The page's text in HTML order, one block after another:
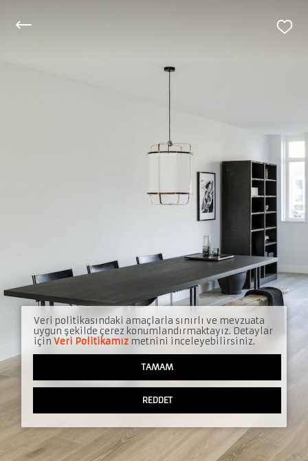
Veri politikasındaki amaçlarla sınırlı ve mevzuata
uygun şekilde çerez konumlandırmaktayız. Detaylar
için Veri Politikamızmetnini inceleyebilirsiniz.
TAMAM
REDDET